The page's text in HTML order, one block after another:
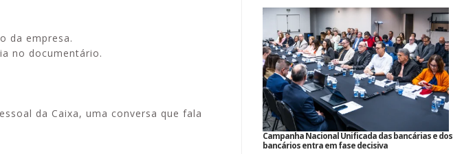
da empresa.
no documentário.
da Caixa, uma conversa que fala
Campanha Nacional Unificada das bancárias e dos
bancários entra em fase decisiva